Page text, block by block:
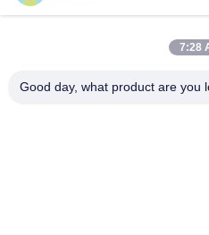
молоток
7:28
Good day, what product are you